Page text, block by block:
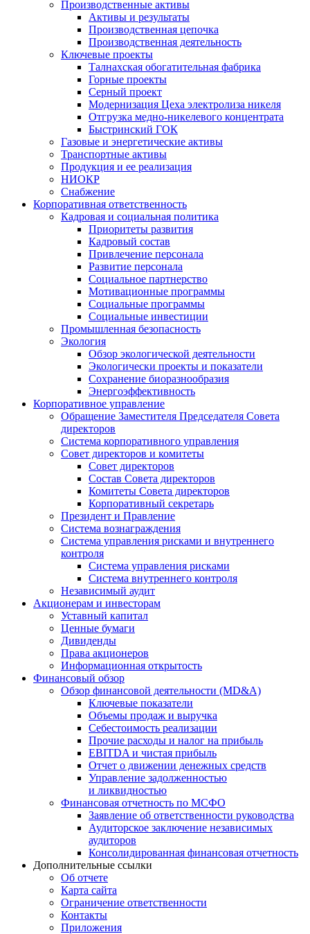
Производственные активы
Активы и результаты
Производственная цепочка
Производственная деятельность
Ключевые проекты
Талнахская обогатительная фабрика
Горные проекты
Серный проект
Модернизация Цеха электролиза никеля
Отгрузка медно-никелевого концентрата
Быстринский ГОК
Газовые и энергетические активы
Транспортные активы
Продукция и ее реализация
НИОКР
Снабжение
Корпоративная ответственность
Кадровая и социальная политика
Приоритеты развития
Кадровый состав
Привлечение персонала
Развитие персонала
Социальное партнерство
Мотивационные программы
Социальные программы
Социальные инвестиции
Промышленная безопасность
Экология
Обзор экологической деятельности
Экологически проекты и показатели
Сохранение биоразнообразия
Энергоэффективность
Корпоративное управление
Обращение Заместителя Председателя Совета
директоров
Система корпоративного управления
Совет директоров и комитеты
Совет директоров
Состав Совета директоров
Комитеты Совета директоров
Корпоративный секретарь
Президент и Правление
Система вознаграждения
Система управления рисками и внутреннего
контроля
Система управления рисками
Система внутреннего контроля
Независимый аудит
Акционерам и инвесторам
Уставный капитал
Ценные бумаги
Дивиденды
Права акционеров
Информационная открытость
Финансовый обзор
Обзор финансовой деятельности (MD&A)
Ключевые показатели
Объемы продаж и выручка
Себестоимость реализации
Прочие расходы и налог на прибыль
EBITDA и чистая прибыль
Отчет о движении денежных средств
Управление задолженностью
и ликвидностью
Финансовая отчетность по МСФО
Заявление об ответственности руководства
Аудиторское заключение независимых
аудиторов
Консолидированная финансовая отчетность
Дополнительные ссылки
Об отчете
Карта сайта
Ограничение ответственности
Контакты
Приложения